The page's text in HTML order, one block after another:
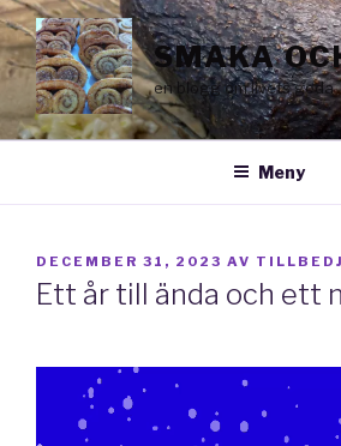
Hoppa
till
innehåll
SMAKA
en blogg om livets goda
Meny
PUBLICERAT
DECEMBER 31, 2023 AV
Ett år till ända och ett